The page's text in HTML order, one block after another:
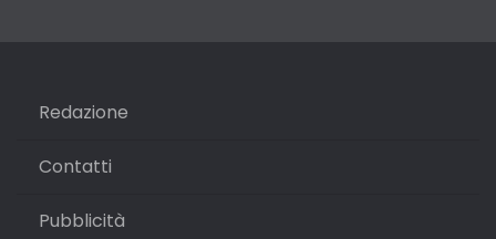
Redazione
Contatti
Pubblicità